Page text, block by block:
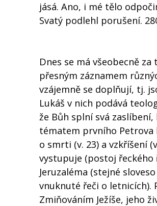
jásá. Ano, i mé tělo
Svatý podlehl porušení.
Dnes se má všeobecně
přesným záznamem
vzájemně se doplňují, tj.
Lukáš v nich podává
že Bůh splní svá
tématem prvního Petrova
o smrti (v. 23) a vzkříšení
vystupuje (postoj řeckého
Jeruzaléma (stejné
vnuknuté řeči o letnicích).
Zmiňováním Ježíše, jeho